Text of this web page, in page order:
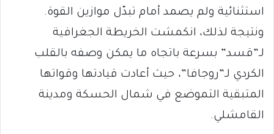
استثنائية ولم يصمد أمام تبدّل موازين القوة.
ونتيجة لذلك، انكمشت الخريطة الجغرافية
لـ”قسد” بسرعة باتجاه ما يمكن وصفه بالقلب
الكردي لـ”روجافا”، حيث أعادت قيادتها وقواتها
المتبقية التموضع في شمال الحسكة ومدينة
القامشلي.